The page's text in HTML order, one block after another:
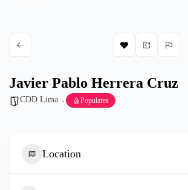
Javier Pablo Herrera Cruz
CDD Lima Populares
Location